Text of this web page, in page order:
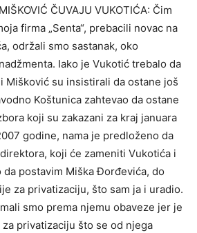
ČUVAJU VUKOTIĆA: Čim
firma „Senta“, prebacili novac na
održali smo sastanak, oko
Iako je Vukotić trebalo da
Mišković su insistirali da ostane još
Koštunica zahtevao da ostane
koji su zakazani za kraj januara
godine, nama je predloženo da
koji će zameniti Vukotića i
da postavim Miška Đorđevića, do
za privatizaciju, što sam ja i uradio.
smo prema njemu obaveze jer je
privatizaciju što se od njega